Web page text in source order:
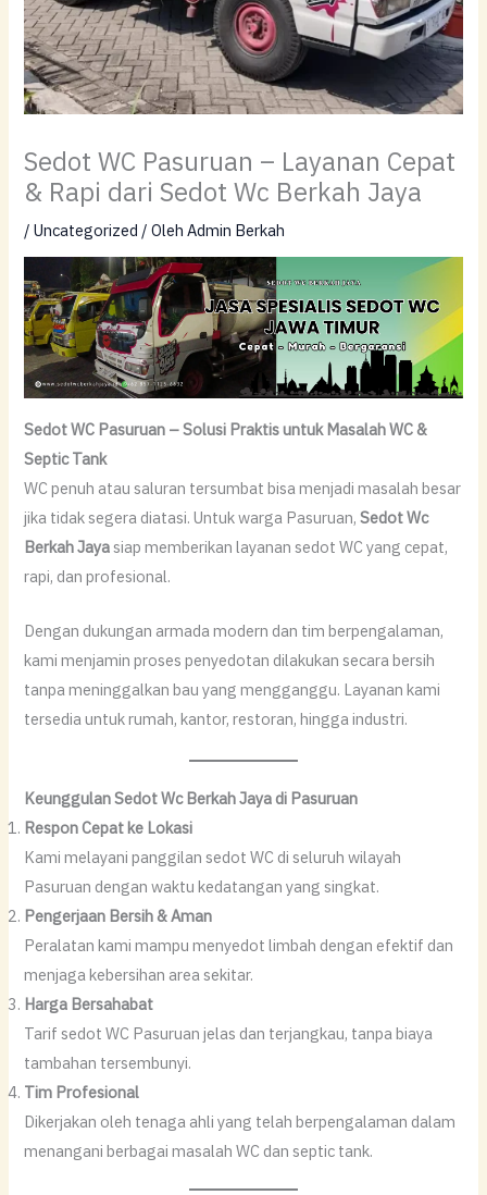
Sedot WC Pasuruan – Layanan Cepat
& Rapi dari Sedot Wc Berkah Jaya
/Uncategorized / OlehAdmin Berkah
Sedot WC Pasuruan – Solusi Praktis untuk Masalah WC &
Septic Tank
WC penuh atau saluran tersumbat bisa menjadi masalah besar
jika tidak segera diatasi. Untuk warga Pasuruan,Sedot Wc
Berkah Jayasiap memberikan layanan sedot WC yang cepat,
rapi, dan profesional.
Dengan dukungan armada modern dan tim berpengalaman,
kami menjamin proses penyedotan dilakukan secara bersih
tanpa meninggalkan bau yang mengganggu. Layanan kami
tersedia untuk rumah, kantor, restoran, hingga industri.
Keunggulan Sedot Wc Berkah Jaya di Pasuruan
Respon Cepat ke Lokasi
Kami melayani panggilan sedot WC di seluruh wilayah
Pasuruan dengan waktu kedatangan yang singkat.
Pengerjaan Bersih & Aman
Peralatan kami mampu menyedot limbah dengan efektif dan
menjaga kebersihan area sekitar.
Harga Bersahabat
Tarif sedot WC Pasuruan jelas dan terjangkau, tanpa biaya
tambahan tersembunyi.
Tim Profesional
Dikerjakan oleh tenaga ahli yang telah berpengalaman dalam
menangani berbagai masalah WC dan septic tank.